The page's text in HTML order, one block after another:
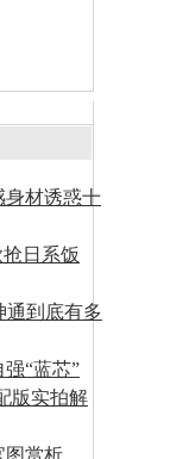
身材诱惑十
日系饭
通到底有多
“蓝芯”
版实拍解